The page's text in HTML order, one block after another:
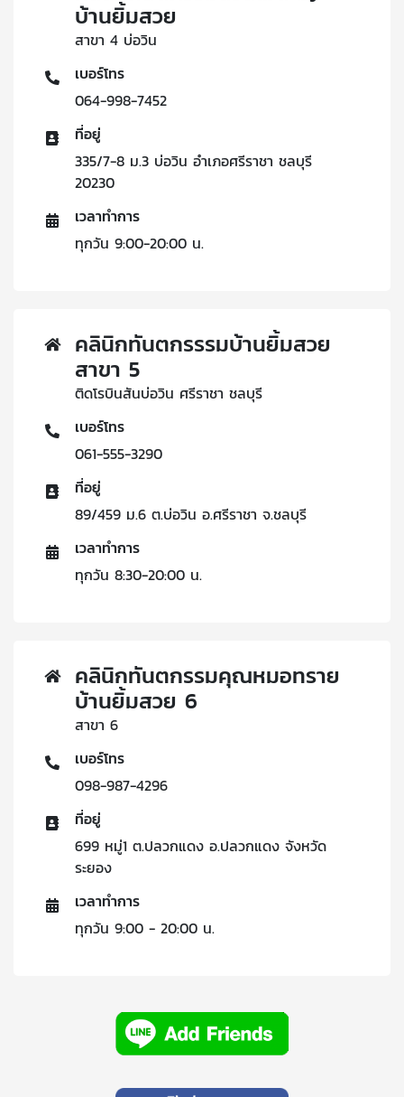
บ้านยิ้มสวย
สาขา 4 บ่อวิน
เบอร์โทร
064-998-7452
ที่อยู่
335/7-8 ม.3 บ่อวิน อำเภอศรีราชา ชลบุรี
20230
เวลาทำการ
ทุกวัน 9:00-20:00 น.
คลินิกทันตกรรรมบ้านยิ้มสวย
สาขา 5
ติดโรบินสันบ่อวิน ศรีราชา ชลบุรี
เบอร์โทร
061-555-3290
ที่อยู่
89/459 ม.6 ต.บ่อวิน อ.ศรีราชา จ.ชลบุรี
เวลาทำการ
ทุกวัน 8:30-20:00 น.
คลินิกทันตกรรมคุณหมอทราย
บ้านยิ้มสวย 6
สาขา 6
เบอร์โทร
098-987-4296
ที่อยู่
699 หมู่1 ต.ปลวกแดง อ.ปลวกแดง จังหวัด
ระยอง
เวลาทำการ
ทุกวัน 9:00 - 20:00 น.